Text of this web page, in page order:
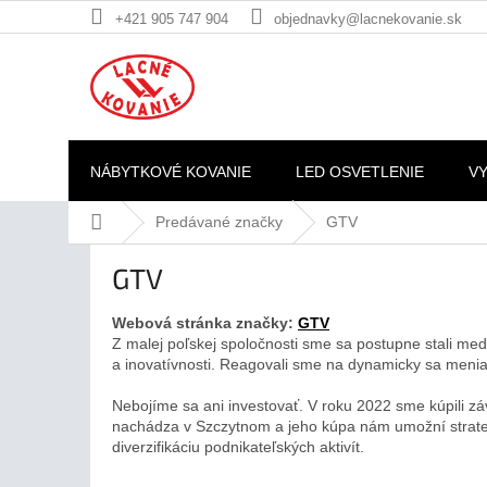
na
+421 905 747 904 objednavky@lacnekovanie.sk
NÁBYTKOVÉ KOVANIE LED OSVETLENIE
DomovPredávané značky GTV
GTV
Webová stránka značky: GTV
Z malej poľskej spoločnosti sme sa postupne stali
a inovatívnosti. Reagovali sme na dynamicky sa
Nebojíme sa ani investovať. V roku 2022 sme kúpili
nachádza v Szczytnom a jeho kúpa nám umožní
diverzifikáciu podnikateľských aktivít.